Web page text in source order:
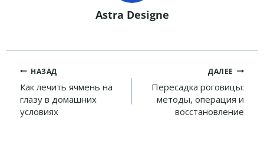
Astra Designe
Навигация
по
записям
НАЗАД
Как лечить ячмень на
глазу в домашних
условиях
ДАЛЕЕ
Пересадка роговицы:
методы, операция и
восстановление